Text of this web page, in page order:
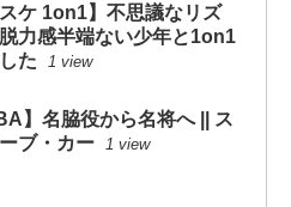
スケ 1on1】不思議なリズ
力感半端ない少年と1on1
た
1 view
】名脇役から名将へ || ス
ブ・カー 1 view